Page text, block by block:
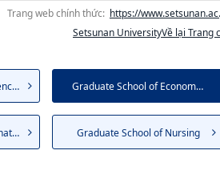
Trang web chính thức: https://
Setsunan UniversityVề lại Trang
Graduate School of Science a... Graduate School of Economics ...
Graduate School of Internatio... Graduate School of Nursing